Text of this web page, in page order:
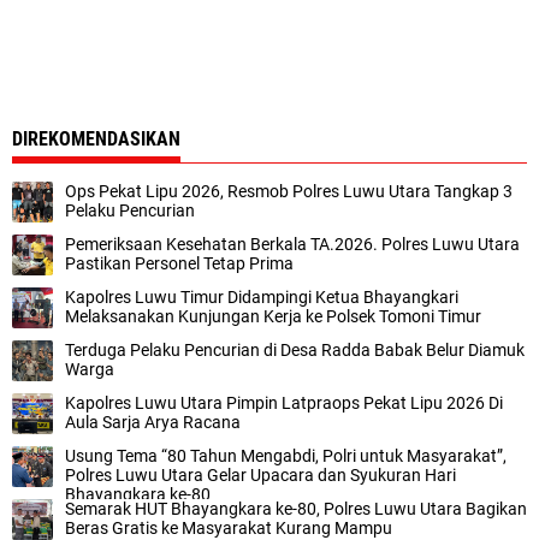
DIREKOMENDASIKAN
Ops Pekat Lipu 2026, Resmob Polres Luwu Utara Tangkap 3
Pelaku Pencurian
Pemeriksaan Kesehatan Berkala TA.2026. Polres Luwu Utara
Pastikan Personel Tetap Prima
Kapolres Luwu Timur Didampingi Ketua Bhayangkari
Melaksanakan Kunjungan Kerja ke Polsek Tomoni Timur
Terduga Pelaku Pencurian di Desa Radda Babak Belur Diamuk
Warga
Kapolres Luwu Utara Pimpin Latpraops Pekat Lipu 2026 Di
Aula Sarja Arya Racana
Usung Tema “80 Tahun Mengabdi, Polri untuk Masyarakat”,
Polres Luwu Utara Gelar Upacara dan Syukuran Hari
Bhayangkara ke-80
Semarak HUT Bhayangkara ke-80, Polres Luwu Utara Bagikan
Beras Gratis ke Masyarakat Kurang Mampu